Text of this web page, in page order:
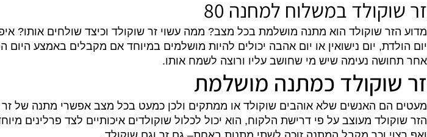
במשלוח למחנה 80
שוקולד הוא מתנה מושלמת בכל מצב? ממה עשוי זר שוקולד וכיצד שולחים אותו? איפה
יום נישואין או יום אהבה יכולים להיות מושלמים במיוחד אם מקבלים באמצע היום
נעימה שיש מי שחושב עליו ורוצה לשמח אותו.
כמתנה מושלמת
האנשים שלא אוהבים שוקולד או ממתקים ולכן כמעט בכל מצב אפשרי מתנה של זר
מעוצב על פי דרישת הלקוח, הוא יכול לכלול שוקולדים איכותיים לצד פרלינים